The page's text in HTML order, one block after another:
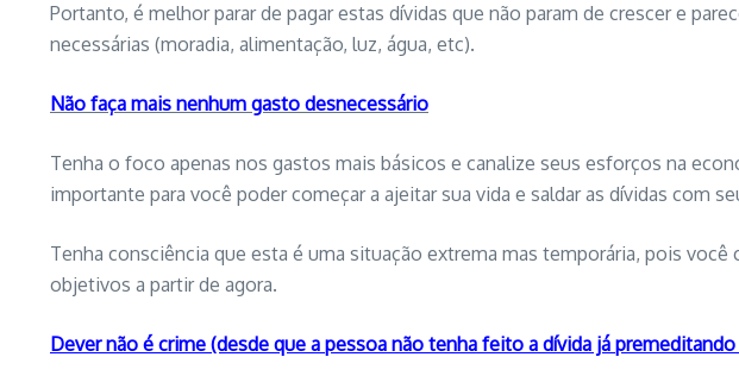
Portanto, é melhor parar de pagar estas dívidas que não param de crescer e
necessárias (moradia, alimentação, luz, água, etc).
Não faça mais nenhum gasto desnecessário
Tenha o foco apenas nos gastos mais básicos e canalize seus esforços na
importante para você poder começar a ajeitar sua vida e saldar as dívidas com
Tenha consciência que esta é uma situação extrema mas temporária, pois
objetivos a partir de agora.
Dever não é crime (desde que a pessoa não tenha feito a dívida já